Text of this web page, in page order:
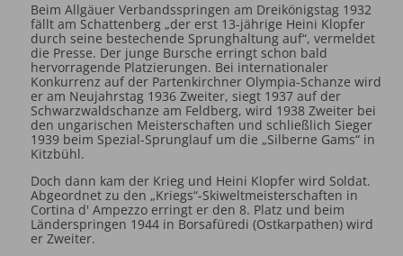
Beim Allgäuer Verbandsspringen am Dreikönigstag 1932
fällt am Schattenberg „der erst 13-jährige Heini Klopfer
durch seine bestechende Sprunghaltung auf“, vermeldet
die Presse. Der junge Bursche erringt schon bald
hervorragende Platzierungen. Bei internationaler
Konkurrenz auf der Partenkirchner Olympia-Schanze wird
er am Neujahrstag 1936 Zweiter, siegt 1937 auf der
Schwarzwaldschanze am Feldberg, wird 1938 Zweiter bei
den ungarischen Meisterschaften und schließlich Sieger
1939 beim Spezial-Sprunglauf um die „Silberne Gams“ in
Kitzbühl.
Doch dann kam der Krieg und Heini Klopfer wird Soldat.
Abgeordnet zu den „Kriegs“-Skiweltmeisterschaften in
Cortina d' Ampezzo erringt er den 8. Platz und beim
Länderspringen 1944 in Borsafüredi (Ostkarpathen) wird
er Zweiter.